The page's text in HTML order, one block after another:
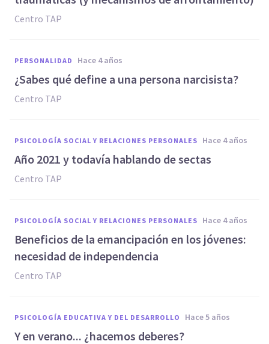
Centro TAP
PERSONALIDAD hace 4 años
¿Sabes qué define a una persona narcisista?
Centro TAP
PSICOLOGÍA SOCIAL Y RELACIONES PERSONALES hace 4 años
Año 2021 y todavía hablando de sectas
Centro TAP
PSICOLOGÍA SOCIAL Y RELACIONES PERSONALES hace 4 años
Beneficios de la emancipación en los jóvenes:
necesidad de independencia
Centro TAP
PSICOLOGÍA EDUCATIVA Y DEL DESARROLLO hace 5 años
Y en verano... ¿hacemos deberes?